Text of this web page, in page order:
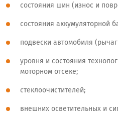
состояния шин (износ и
состояния аккумуляторной
подвески автомобиля
уровня и состояния
моторном отсеке;
стеклоочистителей;
внешних осветительных и